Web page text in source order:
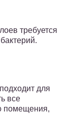
требуется
для
все
помещения,